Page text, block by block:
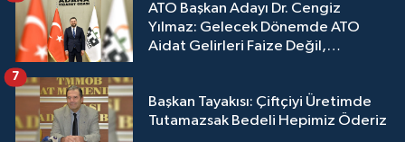
ATO Başkan Adayı Dr. Cengiz
Yılmaz: Gelecek Dönemde ATO
Aidat Gelirleri Faize Değil,
Başkan Tayakısı: Çiftçiyi Üretimde
Tutamazsak Bedeli Hepimiz Öderiz
7